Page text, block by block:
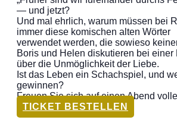
— und jetzt?
Und mal ehrlich, warum müssen bei
immer diese komischen alten Wörter
verwendet werden, die sowieso
Boris und Helen diskutieren bei einer
über die Unmöglichkeit der Liebe.
Ist das Leben ein Schachspiel, und
gewinnen?
Freuen Sie sich auf einen Abend
TICKET BESTELLEN